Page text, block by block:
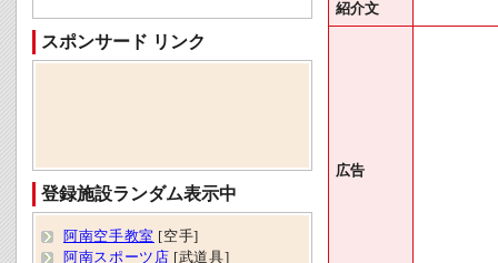
紹介文
広告
スポンサード リンク
登録施設ランダム表示中
阿南空手教室 [空手]
阿南スポーツ店 [武道具]